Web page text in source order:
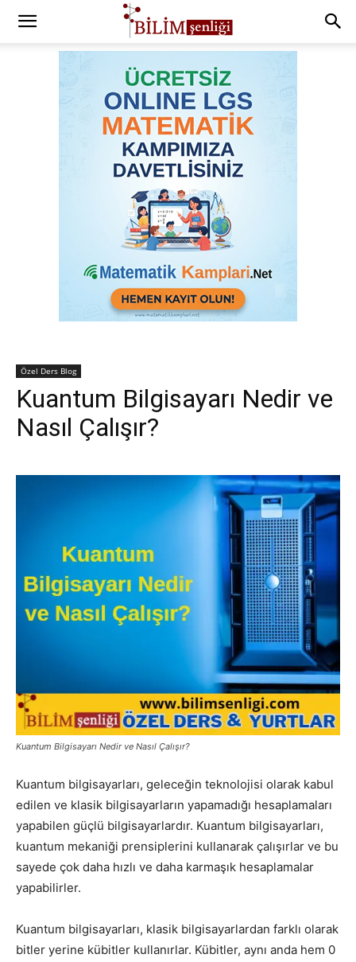
Özel Ders Blog
Kuantum Bilgisayarı Nedir ve
Nasıl Çalışır?
Kuantum Bilgisayarı Nedir ve Nasıl Çalışır?
Kuantum bilgisayarları, geleceğin teknolojisi olarak kabul
edilen ve klasik bilgisayarların yapamadığı hesaplamaları
yapabilen güçlü bilgisayarlardır. Kuantum bilgisayarları,
kuantum mekaniği prensiplerini kullanarak çalışırlar ve bu
sayede çok daha hızlı ve daha karmaşık hesaplamalar
yapabilirler.
Kuantum bilgisayarları, klasik bilgisayarlardan farklı olarak
bitler yerine kübitler kullanırlar. Kübitler, aynı anda hem 0